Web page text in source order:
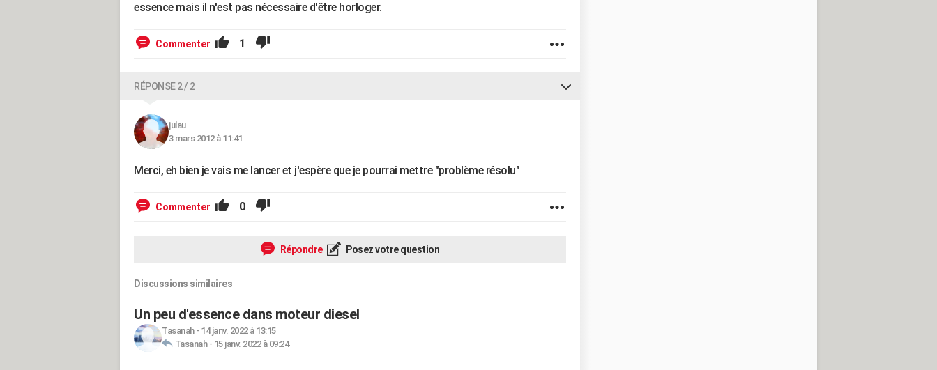
essence mais il n'est pas nécessaire d'être horloger.
Commenter 1
RÉPONSE 2 / 2
julau
3 mars 2012 à 11:41
Merci, eh bien je vais me lancer et j'espère que je pourrai mettre "problème résolu"
Commenter 0
Répondre Posez votre question
Discussions similaires
Un peu d'essence dans moteur diesel
Tasanah- 14 janv. 2022 à 13:15
Tasanah- 15 janv. 2022 à 09:24